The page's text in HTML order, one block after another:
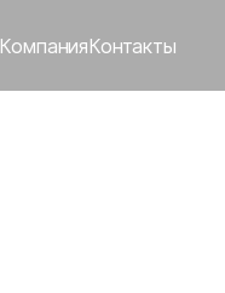
КомпанияКонтакты